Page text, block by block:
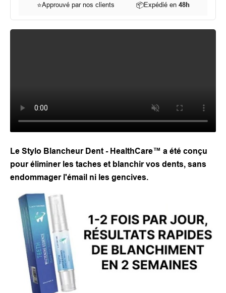
⭐Approuvé par nos clients 📦Expédié en 48h
Le Stylo Blancheur Dent - HealthCare™ a été conçu
pour éliminer les taches et blanchir vos dents, sans
endommager l'émail ni les gencives.